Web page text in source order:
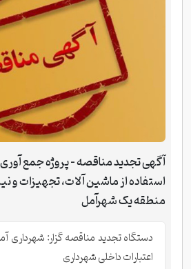
آگهی تجدید مناقصه - پروژه جمع آوری
استفاده از ماشین آلات، تجهیزات و
منطقه یک شهرآمل
دستگاه تجدید مناقصه گزار: شهرداری
اعتبارات داخلی شهرداری